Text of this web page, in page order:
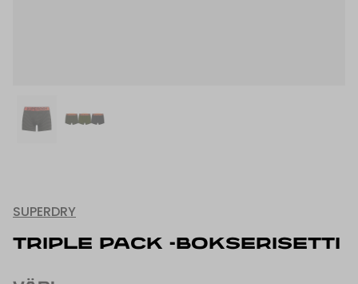
SUPERDRY
TRIPLE PACK -BOKSERISETTI